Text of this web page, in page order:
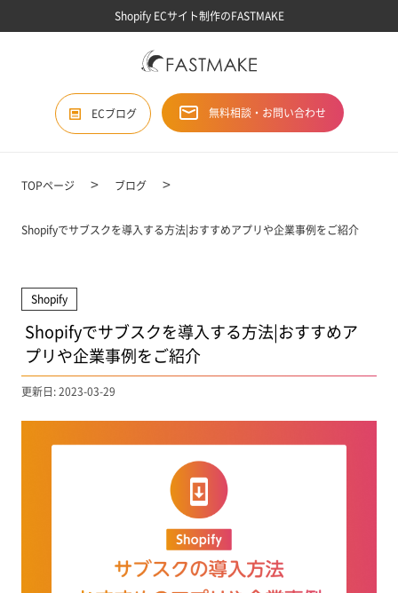
Shopify ECサイト制作のFASTMAKE
ECブログ 無料相談・お問い合わせ
TOPページ ブログ
Shopifyでサブスクを導入する方法|おすすめアプリや企業事例をご紹介
Shopify
Shopifyでサブスクを導入する方法|おすすめア
プリや企業事例をご紹介
更新日: 2023-03-29